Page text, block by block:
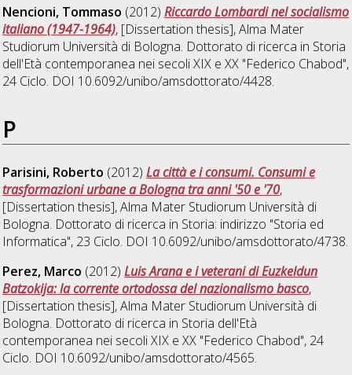
Nencioni, Tommaso (2012)Riccardo Lombardi nel socialismo
italiano (1947-1964), [Dissertation thesis], Alma Mater
Studiorum Università di Bologna. Dottorato di ricerca in Storia
dell'Età contemporanea nei secoli XIX e XX "Federico Chabod",
24 Ciclo. DOI 10.6092/unibo/amsdottorato/4428.
P
Parisini, Roberto (2012)La città e i consumi. Consumi e
trasformazioni urbane a Bologna tra anni '50 e '70,
[Dissertation thesis], Alma Mater Studiorum Università di
Bologna. Dottorato di ricerca in Storia: indirizzo "Storia ed
Informatica", 23 Ciclo. DOI 10.6092/unibo/amsdottorato/4738.
Perez, Marco (2012)Luis Arana e i veterani di Euzkeldun
Batzokija: la corrente ortodossa del nazionalismo basco,
[Dissertation thesis], Alma Mater Studiorum Università di
Bologna. Dottorato di ricerca in Storia dell'Età
contemporanea nei secoli XIX e XX "Federico Chabod", 24
Ciclo. DOI 10.6092/unibo/amsdottorato/4565.